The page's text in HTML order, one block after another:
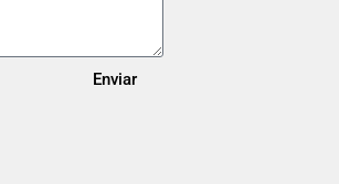
Enviar